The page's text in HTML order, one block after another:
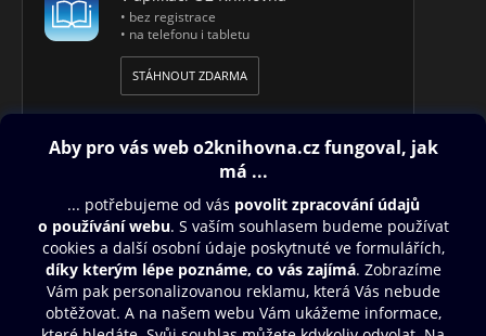
• bez registrace
• na telefonu i tabletu
STÁHNOUT ZDARMA
Obsah ke stažení
Moje O2 Knihovna
Další zábava